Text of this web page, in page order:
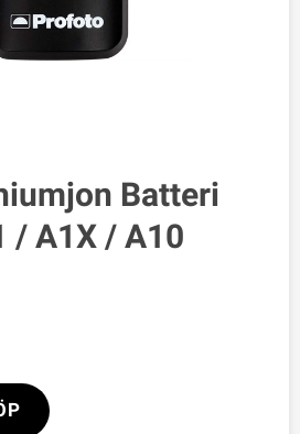
Batteri
/ A1X / A10